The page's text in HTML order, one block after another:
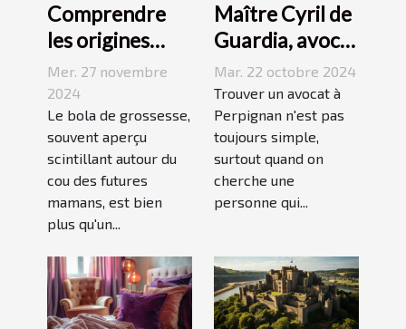
Comprendre
les origines
culturelles du
bola de
grossesse
Mer. 27 novembre
2024
Le bola de grossesse,
souvent aperçu
scintillant autour du
cou des futures
mamans, est bien
plus qu'un...
Maître Cyril de
Guardia, avocat
renommé à
Perpignan
Mar. 22 octobre 2024
Trouver un avocat à
Perpignan n'est pas
toujours simple,
surtout quand on
cherche une
personne qui...